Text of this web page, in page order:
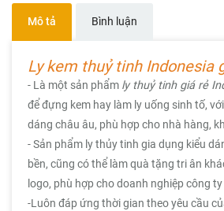
Mô tả Bình luận
Ly kem thuỷ tinh Indonesia
- Là một sản phẩm ly thuỷ tinh giá rẻ
để đựng kem hay làm ly uống sinh tố,
dáng châu âu, phù hợp cho nhà hàng,
- Sản phẩm ly thủy tinh gia dụng kiểu
bền, cũng có thể làm quà tặng tri ân
logo, phù hợp cho doanh nghiệp công
-Luôn đáp ứng thời gian theo yêu cầu